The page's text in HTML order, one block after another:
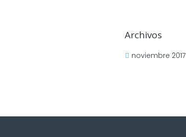
Archivos
noviembre 2017